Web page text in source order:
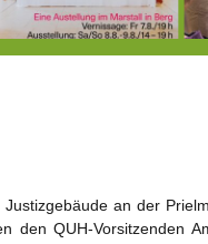
an der
den QUH-Vorsitzenden